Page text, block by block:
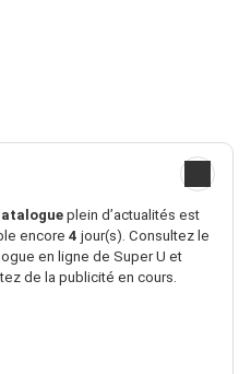
plein d’actualités est
encore 4 jour(s). Consultez le
en ligne de Super U et
de la publicité en cours.